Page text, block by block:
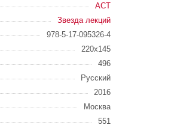
АСТ
Звезда лекций
978-5-17-095326-4
220x145
496
Русский
2016
Москва
551